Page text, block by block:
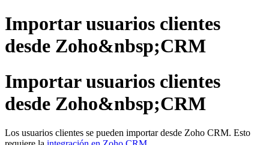
Importar usuarios clientes
desde Zoho&nbsp;CRM
Importar usuarios clientes
desde Zoho&nbsp;CRM
Los usuarios clientes se pueden importar desde Zoho CRM. Esto